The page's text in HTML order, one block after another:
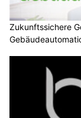
Zukunftssichere